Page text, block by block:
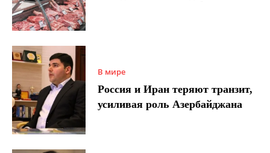
В мире
Россия и Иран теряют транзит,
усиливая роль Азербайджана